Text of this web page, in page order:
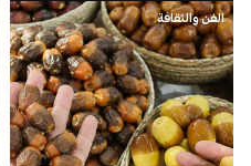
الفن والثقافة